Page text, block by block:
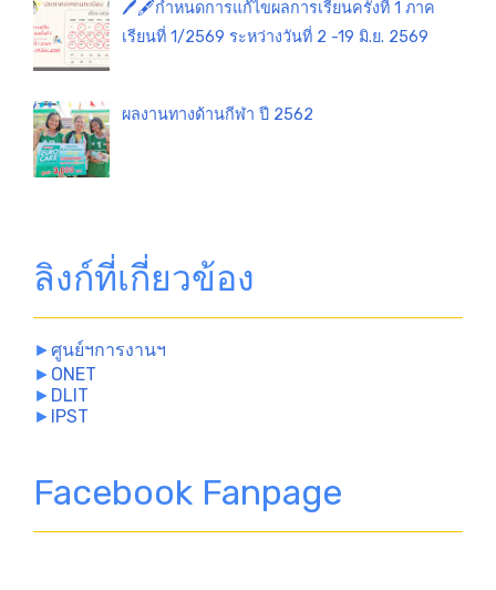
🖊️🖋️กำหนดการแก้ไขผลการเรียนครั้งที่ 1 ภาค
เรียนที่ 1/2569 ระหว่างวันที่ 2 -19 มิ.ย. 2569
ผลงานทางด้านกีฬา ปี 2562
ลิงก์ที่เกี่ยวข้อง
►ศูนย์ฯการงานฯ
► ONET
► DLIT
► IPST
Facebook Fanpage